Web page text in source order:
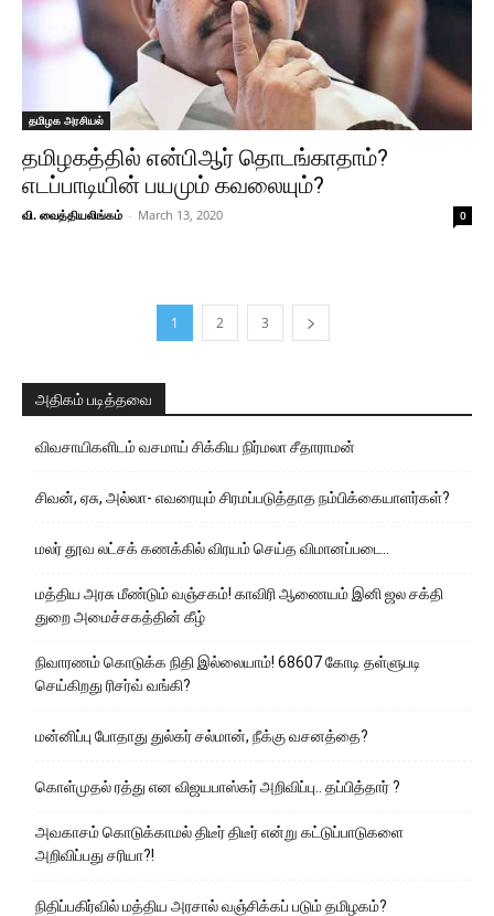
தமிழக அரசியல்
தமிழகத்தில் என்பிஆர் தொடங்காதாம்?
எடப்பாடியின் பயமும் கவலையும்?
வி. வைத்தியலிங்கம் - March 13, 2020 0
1 2 3
அதிகம் படித்தவை
விவசாயிகளிடம் வசமாய் சிக்கிய நிர்மலா சீதாராமன்
சிவன், ஏசு, அல்லா- எவரையும் சிரமப்படுத்தாத நம்பிக்கையாளர்கள்?
மலர் தூவ லட்சக் கணக்கில் விரயம் செய்த விமானப்படை..
மத்திய அரசு மீண்டும் வஞ்சகம்! காவிரி ஆணையம் இனி ஜல சக்தி
துறை அமைச்சகத்தின் கீழ்
நிவாரணம் கொடுக்க நிதி இல்லையாம்! 68607 கோடி தள்ளுபடி
செய்கிறது ரிசர்வ் வங்கி?
மன்னிப்பு போதாது துல்கர் சல்மான், நீக்கு வசனத்தை?
கொள்முதல் ரத்து என விஜயபாஸ்கர் அறிவிப்பு.. தப்பித்தார் ?
அவகாசம் கொடுக்காமல் திடீர் திடீர் என்று கட்டுப்பாடுகளை
அறிவிப்பது சரியா?!
நிதிப்பகிர்வில் மத்திய அரசால் வஞ்சிக்கப் படும் தமிழகம்?